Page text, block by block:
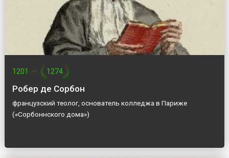
1201 — 1274
Робер де Сорбон
французский теолог, основатель колледжа в Париже
(«Сорбоннского дома»)